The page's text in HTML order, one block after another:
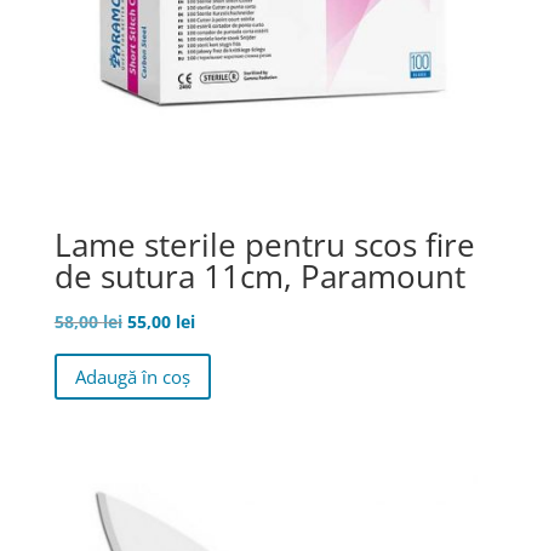
Lame sterile pentru scos fire
de sutura 11cm, Paramount
58,00lei Prețul
inițial
a
fost:
55,00 leiPrețul
curent
55,00 lei.
Adaugă în coș